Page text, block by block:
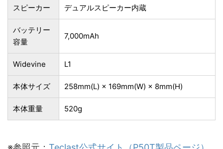
スピーカー デュアルスピーカー内蔵
バッテリー
容量
7,000mAh
Widevine L1
本体サイズ 258mm(L) × 169mm(W) × 8mm(H)
本体重量 520g